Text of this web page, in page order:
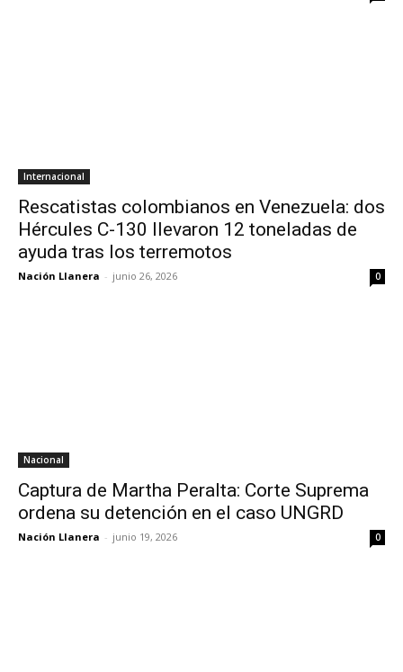
Internacional
Rescatistas colombianos en Venezuela: dos
Hércules C-130 llevaron 12 toneladas de
ayuda tras los terremotos
Nación Llanera - junio 26, 2026 0
Nacional
Captura de Martha Peralta: Corte Suprema
ordena su detención en el caso UNGRD
Nación Llanera - junio 19, 2026 0